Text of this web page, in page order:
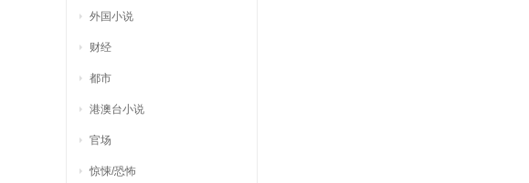
外国小说
财经
都市
港澳台小说
官场
惊悚/恐怖